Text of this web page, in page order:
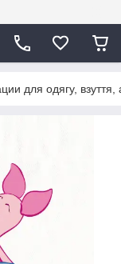
для одягу, взуття,